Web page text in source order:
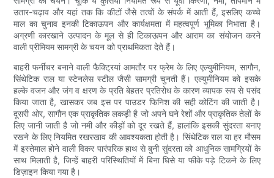
उतार-चढ़ाव और यहां तक ​​कि कीटों जैसे तत्वों के संपर्क में आती हैं, इसलिए कच्चे
माल का चुनाव इनकी टिकाऊपन और कार्यक्षमता में महत्वपूर्ण भूमिका निभाता है।
अग्रणी कारखाने उत्पादन के मूल से ही टिकाऊपन और आराम का संयोजन करने
वाली प्रीमियम सामग्री के चयन को प्राथमिकता देते हैं।
बाहरी फर्नीचर बनाने वाली फैक्ट्रियां आमतौर पर फ्रेम के लिए एल्युमीनियम, सागौन,
सिंथेटिक राल या स्टेनलेस स्टील जैसी सामग्री चुनती हैं। एल्युमीनियम को इसके
हल्के वजन और जंग व क्षरण के प्रति बेहतर प्रतिरोध के कारण व्यापक रूप से पसंद
किया जाता है, खासकर जब इस पर पाउडर फिनिश की सही कोटिंग की जाती है।
दूसरी ओर, सागौन एक प्राकृतिक लकड़ी है जो अपने घने रेशों और प्राकृतिक तेलों के
लिए जानी जाती है जो नमी और कीड़ों को दूर रखते हैं, हालांकि इसकी सुंदरता बनाए
रखने के लिए नियमित रखरखाव की आवश्यकता होती है। सिंथेटिक राल या हर मौसम
में इस्तेमाल होने वाली विकर पारंपरिक हाथ से बुनी सुंदरता को आधुनिक सामग्रियों के
साथ मिलाती है, जिन्हें बाहरी परिस्थितियों में बिना घिसे या फीके पड़े टिकने के लिए
डिज़ाइन किया गया है।